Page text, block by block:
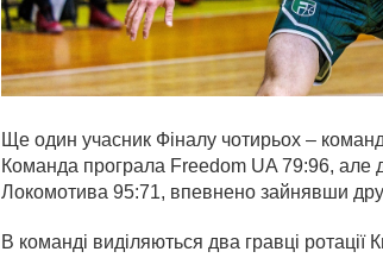
Ще один учасник Фіналу чотирьох –
Команда програла Freedom UA 79:96,
Локомотива 95:71, впевнено зайнявши
В команді виділяються два гравці